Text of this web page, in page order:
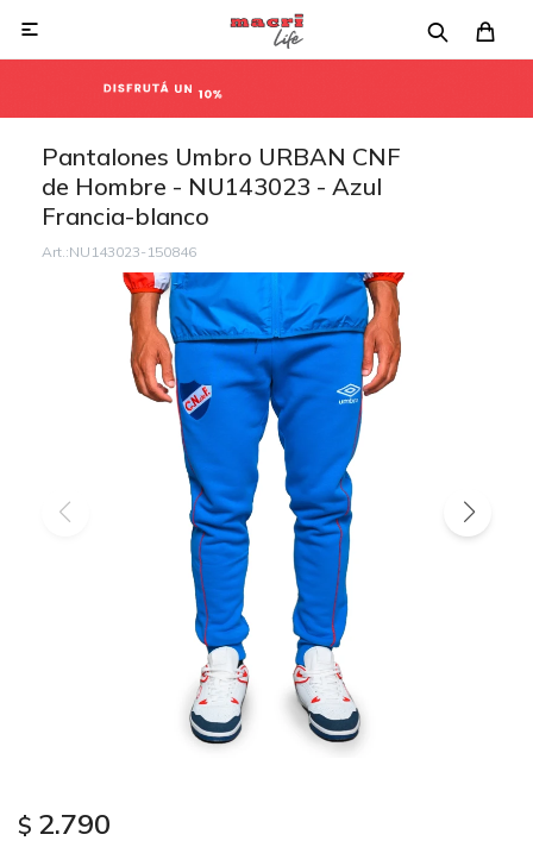

Pantalones Umbro URBAN CNF
de Hombre - NU143023 - Azul
Francia-blanco
NU143023-150846
$ 2.790